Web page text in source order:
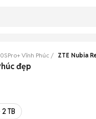
Vĩnh Phúc ZTE Nubia
đẹp
2 TB